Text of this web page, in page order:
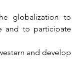
globalization to
and to participate
and develop